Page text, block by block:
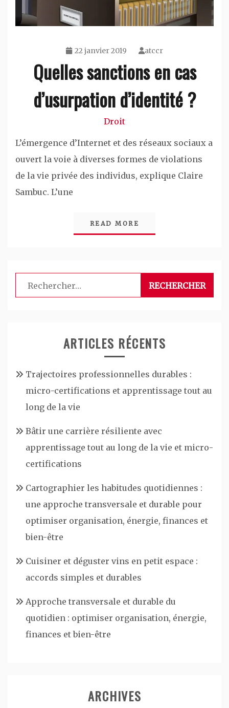
22 janvier 2019 atccr
Quelles sanctions en cas
d’usurpation d’identité ?
Droit
L’émergence d’Internet et des réseaux sociaux a
ouvert la voie à diverses formes de violations
de la vie privée des individus, explique Claire
Sambuc. L’une
READ MORE
Rechercher :
ARTICLES RÉCENTS
Trajectoires professionnelles durables :
micro-certifications et apprentissage tout au
long de la vie
Bâtir une carrière résiliente avec
apprentissage tout au long de la vie et micro-
certifications
Cartographier les habitudes quotidiennes :
une approche transversale et durable pour
optimiser organisation, énergie, finances et
bien-être
Cuisiner et déguster vins en petit espace :
accords simples et durables
Approche transversale et durable du
quotidien : optimiser organisation, énergie,
finances et bien-être
ARCHIVES